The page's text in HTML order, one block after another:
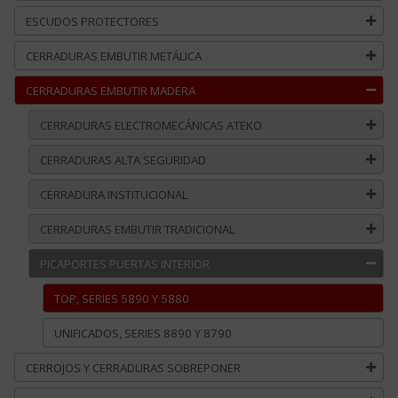
ESCUDOS PROTECTORES
CERRADURAS EMBUTIR METÁLICA
CERRADURAS EMBUTIR MADERA
CERRADURAS ELECTROMECÁNICAS ATEKO
CERRADURAS ALTA SEGURIDAD
CERRADURA INSTITUCIONAL
CERRADURAS EMBUTIR TRADICIONAL
PICAPORTES PUERTAS INTERIOR
TOP, SERIES 5890 Y 5880
UNIFICADOS, SERIES 8890 Y 8790
CERROJOS Y CERRADURAS SOBREPONER